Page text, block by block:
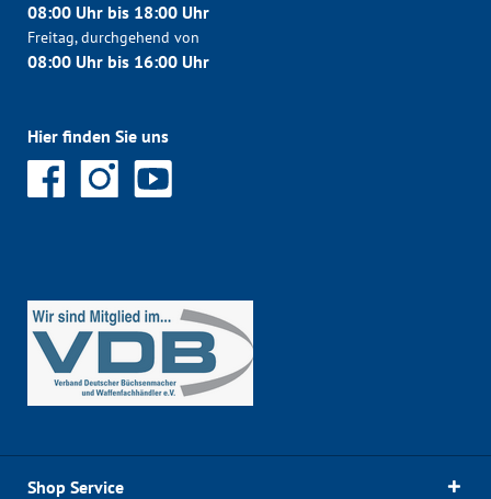
08:00 Uhr bis 18:00 Uhr
Freitag, durchgehend von
08:00 Uhr bis 16:00 Uhr
Hier finden Sie uns
Shop Service